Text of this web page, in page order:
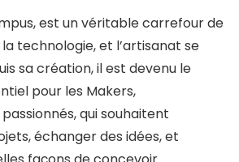
est un véritable carrefour de
technologie, et l’artisanat se
sa création, il est devenu le
pour les Makers,
qui souhaitent
échanger des idées, et